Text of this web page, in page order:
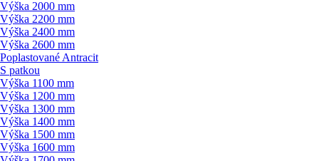
Výška 2000 mm
Výška 2200 mm
Výška 2400 mm
Výška 2600 mm
Poplastované Antracit
S patkou
Výška 1100 mm
Výška 1200 mm
Výška 1300 mm
Výška 1400 mm
Výška 1500 mm
Výška 1600 mm